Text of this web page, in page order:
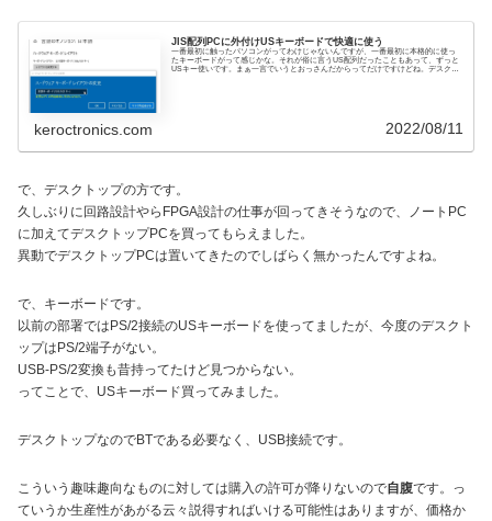
JIS配列PCに外付けUSキーボードで快適に使う
一番最初に触ったパソコンがってわけじゃないんですが、一番最初に本格的に使っ
たキーボードがって感じかな。それが俗に言うUS配列だったこともあって、ずっと
USキー使いです。まぁ一言でいうとおっさんだからってだけですけどね。デスクト
keroctronics.com 2022/08/11
で、デスクトップの方です。
久しぶりに回路設計やらFPGA設計の仕事が回ってきそうなので、ノートPC
に加えてデスクトップPCを買ってもらえました。
異動でデスクトップPCは置いてきたのでしばらく無かったんですよね。
で、キーボードです。
以前の部署ではPS/2接続のUSキーボードを使ってましたが、今度のデスクト
ップはPS/2端子がない。
USB-PS/2変換も昔持ってたけど見つからない。
ってことで、USキーボード買ってみました。
デスクトップなのでBTである必要なく、USB接続です。
こういう趣味趣向なものに対しては購入の許可が降りないので自腹です。っ
ていうか生産性があがる云々説得すればいける可能性はありますが、価格か